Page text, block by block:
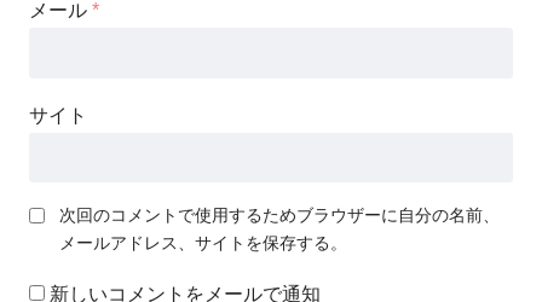
メール *
サイト
次回のコメントで使用するためブラウザーに自分の名前、
メールアドレス、サイトを保存する。
新しいコメントをメールで通知